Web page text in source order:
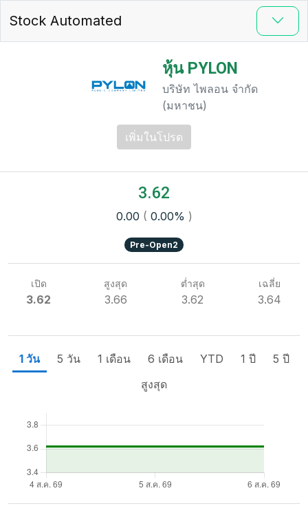
Stock Automated
หุ้น PYLON
บริษัท ไพลอน จำกัด
(มหาชน)
เพิ่มในโปรด
3.62
0.00 ( 0.00% )
Pre-Open2
เปิด
3.62
สูงสุด
3.66
ต่ำสุด
3.62
เฉลี่ย
3.64
1 วัน 5 วัน 1 เดือน 6 เดือน YTD 1 ปี
5 ปี
สูงสุด